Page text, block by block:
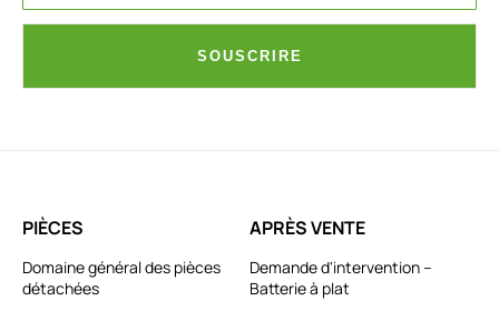
SOUSCRIRE
PIÈCES
Domaine général des pièces
détachées
APRÈS VENTE
Demande d'intervention –
Batterie à plat